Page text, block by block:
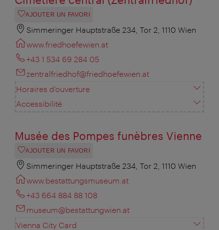
AJOUTER UN FAVORI
Simmeringer Hauptstraße 234, Tor 2, 1110 Wien
www.friedhoefewien.at
+43 1 534 69 284 05
zentralfriedhof@friedhoefewien.at
Horaires d'ouverture
Accessibilité
Musée des Pompes funèbres Vienne
AJOUTER UN FAVORI
Simmeringer Hauptstraße 234, Tor 2, 1110 Wien
www.bestattungsmuseum.at
+43 664 884 88 108
museum@bestattungwien.at
Vienna City Card